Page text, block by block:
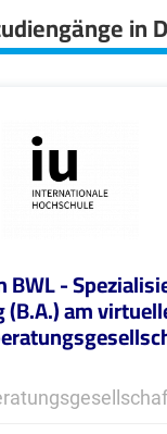
in
BWL -
am